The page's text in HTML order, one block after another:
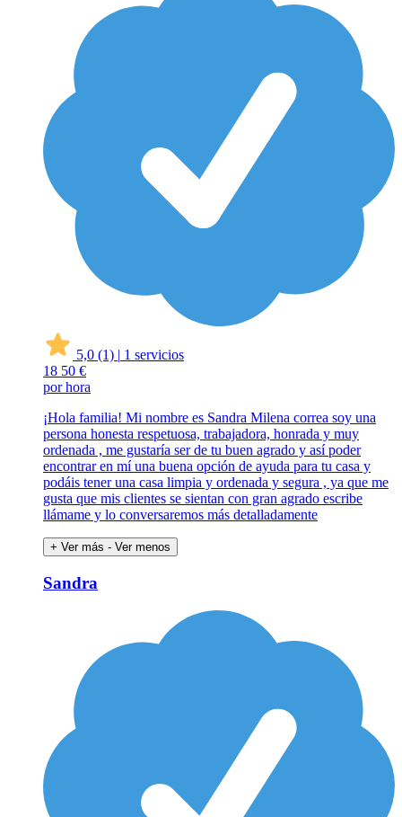
5,0 (1) | 1 servicios
18 50 €
por hora
¡Hola familia! Mi nombre es Sandra Milena correa soy una
persona honesta respetuosa, trabajadora, honrada y muy
ordenada , me gustaría ser de tu buen agrado y así poder
encontrar en mí una buena opción de ayuda para tu casa y
podáis tener una casa limpia y ordenada y segura , ya que me
gusta que mis clientes se sientan con gran agrado escribe
llámame y lo conversaremos más detalladamente
+ Ver más - Ver menos
Sandra